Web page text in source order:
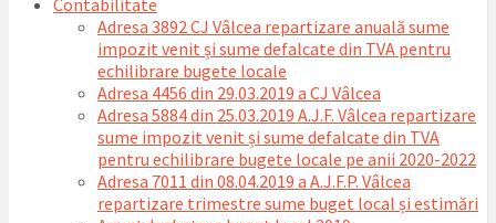
Contabilitate
Adresa 3892 CJ Vâlcea repartizare anuală sume
impozit venit și sume defalcate din TVA pentru
echilibrare bugete locale
Adresa 4456 din 29.03.2019 a CJ Vâlcea
Adresa 5884 din 25.03.2019 A.J.F. Vâlcea repartizare
sume impozit venit și sume defalcate din TVA
pentru echilibrare bugete locale pe anii 2020-2022
Adresa 7011 din 08.04.2019 a A.J.F.P. Vâlcea
repartizare trimestre sume buget local și estimări